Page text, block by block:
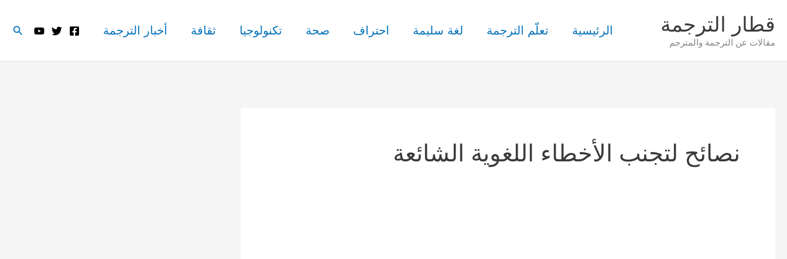
إلى
المحتوى
قطار الترجمة
مقالات عن الترجمة والمترجم
الرئيسية تعلّم الترجمة لغة سليمة احتراف صحة تكنولوجيا ثقافة أخبار الترجمة
نصائح لتجنب الأخطاء اللغوية الشائعة